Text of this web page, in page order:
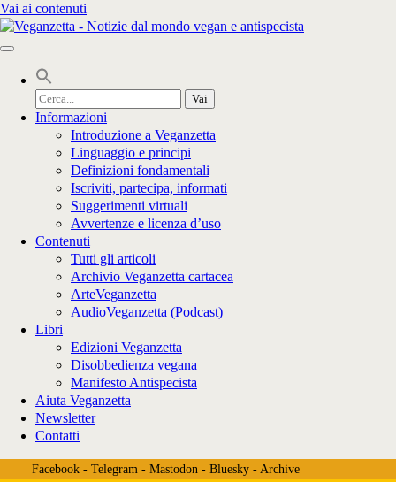
Vai ai contenuti
Cerca
per:
Informazioni
Introduzione a Veganzetta
Linguaggio e principi
Definizioni fondamentali
Iscriviti, partecipa, informati
Suggerimenti virtuali
Avvertenze e licenza d’uso
Contenuti
Tutti gli articoli
Archivio Veganzetta cartacea
ArteVeganzetta
AudioVeganzetta (Podcast)
Libri
Edizioni Veganzetta
Disobbedienza vegana
Manifesto Antispecista
Aiuta Veganzetta
Newsletter
Contatti
Facebook- Telegram- Mastodon- Bluesky- Archive